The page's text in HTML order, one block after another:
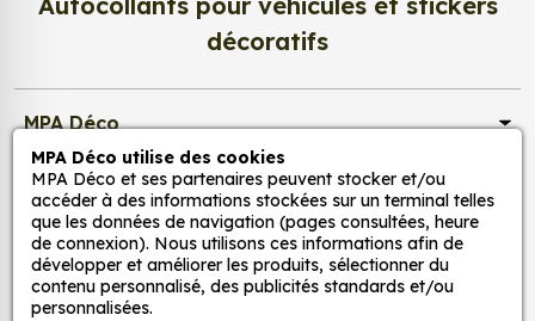
Pour la cuisine : nos stickers peuvent être
utilisés pour ajouter une touche d'originalité à
accessoires de cuisine.
Pour la salle de bain : nos stickers peuvent être
utilisés pour créer une ambiance zen et
relaxante dans la salle de bain. Ils peuvent
être utilisés pour décorer les murs, les miroirs ou
les accessoires de salle de bain.
Pour le salon : nos stickers peuvent être utilisés
décoratifs
MPA Déco
Nos services
Nos sites
MPA Déco utilise des cookies
MPA Déco et ses partenaires peuvent stocker et/ou
accéder à des informations stockées sur un terminal telles
que les données de navigation (pages consultées, heure
de connexion). Nous utilisons ces informations afin de
développer et améliorer les produits, sélectionner du
contenu personnalisé, des publicités standards et/ou
personnalisées.